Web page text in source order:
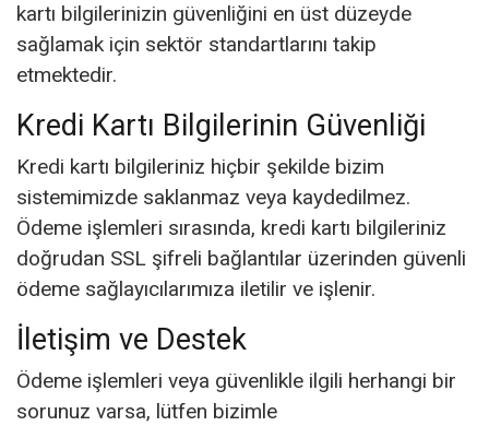
kartı bilgilerinizin güvenliğini en üst düzeyde
sağlamak için sektör standartlarını takip
etmektedir.
Kredi Kartı Bilgilerinin Güvenliği
Kredi kartı bilgileriniz hiçbir şekilde bizim
sistemimizde saklanmaz veya kaydedilmez.
Ödeme işlemleri sırasında, kredi kartı bilgileriniz
doğrudan SSL şifreli bağlantılar üzerinden güvenli
ödeme sağlayıcılarımıza iletilir ve işlenir.
İletişim ve Destek
Ödeme işlemleri veya güvenlikle ilgili herhangi bir
sorunuz varsa, lütfen bizimle